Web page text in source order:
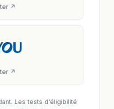
↗
↗
Les tests d'éligibilité